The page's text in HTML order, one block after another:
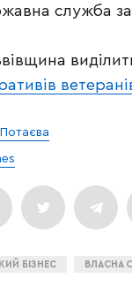
служба
БІЗНЕС ВЛАСНА